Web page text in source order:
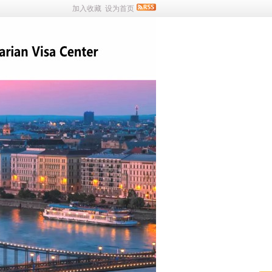
加入收藏 设为首页